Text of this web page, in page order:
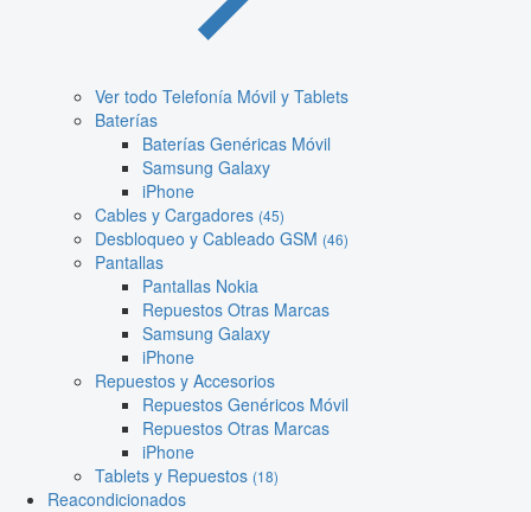
Ver todo Telefonía Móvil y Tablets
Baterías
Baterías Genéricas Móvil
Samsung Galaxy
iPhone
Cables y Cargadores (45)
Desbloqueo y Cableado GSM (46)
Pantallas
Pantallas Nokia
Repuestos Otras Marcas
Samsung Galaxy
iPhone
Repuestos y Accesorios
Repuestos Genéricos Móvil
Repuestos Otras Marcas
iPhone
Tablets y Repuestos (18)
Reacondicionados